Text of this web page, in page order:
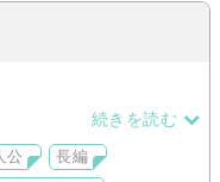
7/19時点）】
結 ゲーム製作中
ブヘブン世界観夢 完
続きを読む
公 長編